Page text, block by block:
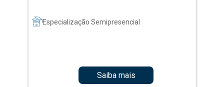
Especialização Semipresencial
Saiba mais